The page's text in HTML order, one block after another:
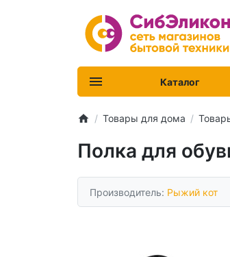
Каталог
Товары для дома
Полка для
Производитель: Рыжий кот